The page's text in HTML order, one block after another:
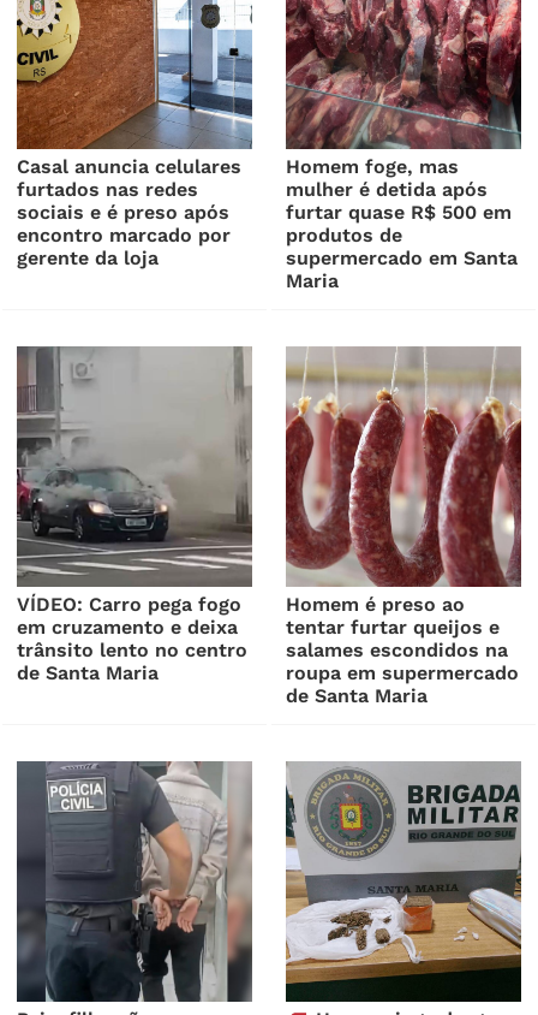
Casal anuncia celulares
furtados nas redes
sociais e é preso após
encontro marcado por
gerente da loja
Homem foge, mas
mulher é detida após
furtar quase R$ 500 em
produtos de
supermercado em Santa
Maria
VÍDEO: Carro pega fogo
em cruzamento e deixa
trânsito lento no centro
de Santa Maria
Homem é preso ao
tentar furtar queijos e
salames escondidos na
roupa em supermercado
de Santa Maria